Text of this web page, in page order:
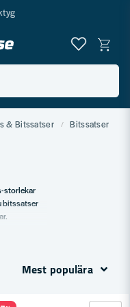
SEK*
alla
& Bitssatser Bitssatser
storlekar
bitssatser
Mest populära